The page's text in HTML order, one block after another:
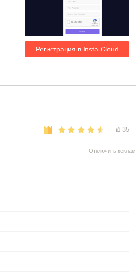
Регистрация в Insta-Cloud
35
Отключить